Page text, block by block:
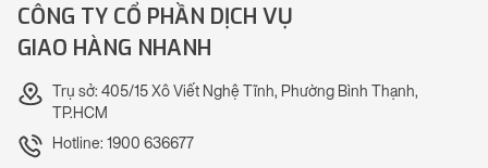
CÔNG TY CỔ PHẦN DỊCH VỤ
GIAO HÀNG NHANH
Trụ sở: 405/15 Xô Viết Nghệ Tĩnh, Phường Bình Thạnh,
TP.HCM
Hotline: 1900 636677